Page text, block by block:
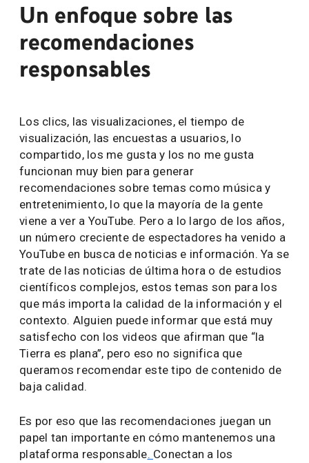
Un enfoque sobre las
recomendaciones
responsables
Los clics, las visualizaciones, el tiempo de
visualización, las encuestas a usuarios, lo
compartido, los me gusta y los no me gusta
funcionan muy bien para generar
recomendaciones sobre temas como música y
entretenimiento, lo que la mayoría de la gente
viene a ver a YouTube. Pero a lo largo de los años,
un número creciente de espectadores ha venido a
YouTube en busca de noticias e información. Ya se
trate de las noticias de última hora o de estudios
científicos complejos, estos temas son para los
que más importa la calidad de la información y el
contexto. Alguien puede informar que está muy
satisfecho con los videos que afirman que “la
Tierra es plana”, pero eso no significa que
queramos recomendar este tipo de contenido de
baja calidad.
Es por eso que las recomendaciones juegan un
papel tan importante en cómo mantenemos una
plataforma responsable. Conectan a los